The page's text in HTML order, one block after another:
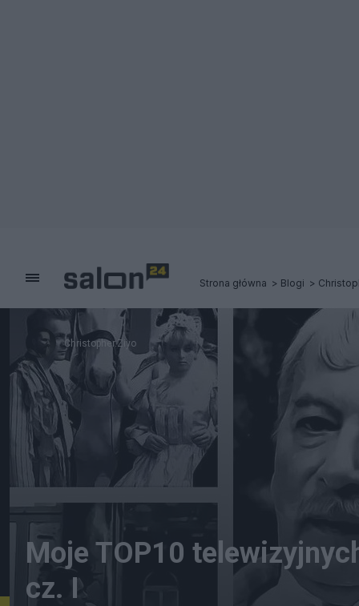
Strona główna Blogi
Christopher.Ziyo
Moje TOP10
cz. I